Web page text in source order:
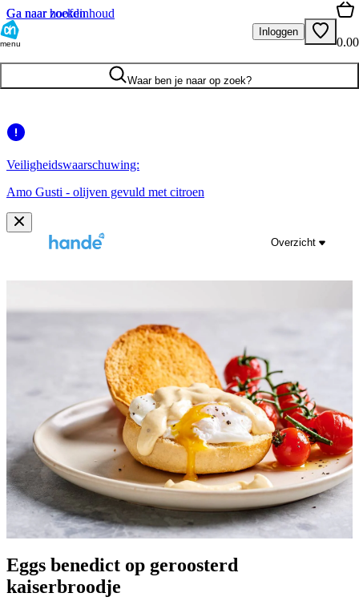
Ga naar hoofdinhoud
Ga naar zoeken
menu
Inloggen
0.00
Waar ben je naar op zoek?
Veiligheidswaarschuwing:
Amo Gusti - olijven gevuld met citroen
Overzicht
Eggs benedict op geroosterd
kaiserbroodje